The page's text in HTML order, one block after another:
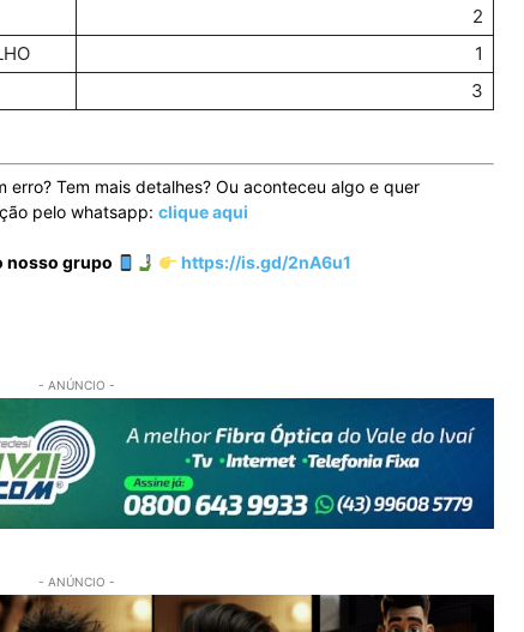
2
1
3
erro? Tem mais detalhes? Ou aconteceu algo e quer
pelo whatsapp: clique aqui
nosso grupo https://is.gd/2nA6u1
- ANÚNCIO -
- ANÚNCIO -